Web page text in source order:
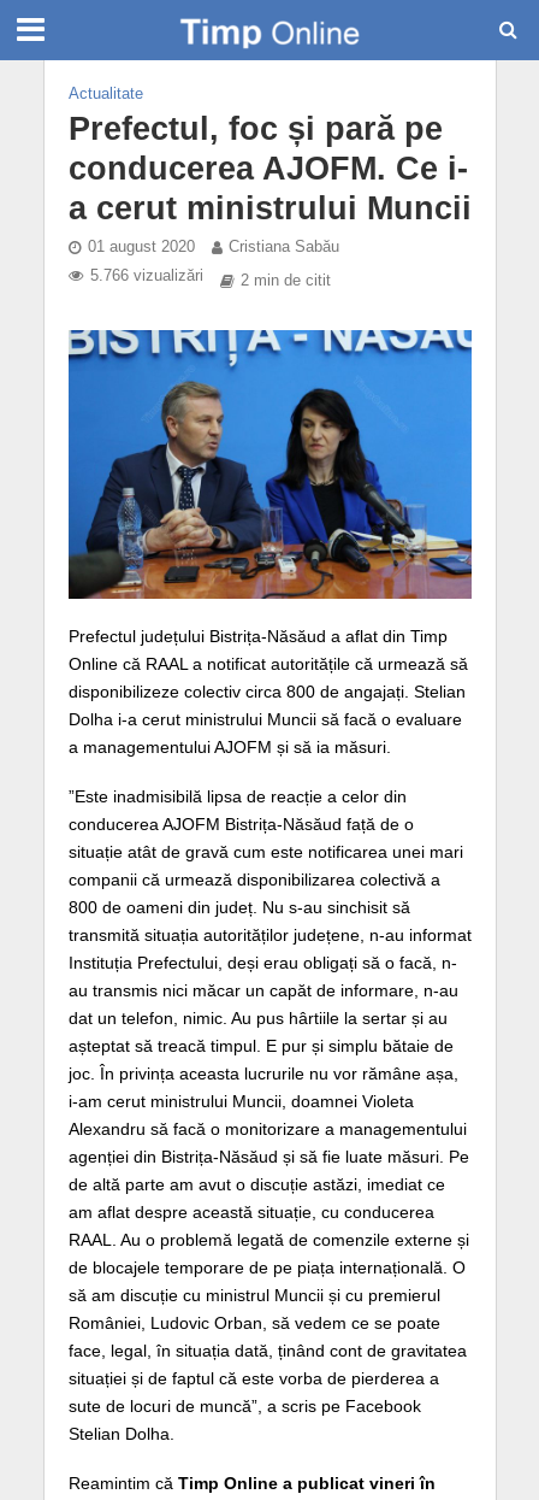
Actualitate
Prefectul, foc și pară pe
conducerea AJOFM. Ce i-
a cerut ministrului Muncii
01 august 2020
Cristiana Sabău
5.766 vizualizări
2 min de citit
Prefectul județului Bistrița-Năsăud a aflat din Timp
Online că RAAL a notificat autoritățile că urmează să
disponibilizeze colectiv circa 800 de angajați. Stelian
Dolha i-a cerut ministrului Muncii să facă o evaluare
a managementului AJOFM și să ia măsuri.
”Este inadmisibilă lipsa de reacție a celor din
conducerea AJOFM Bistrița-Năsăud față de o
situație atât de gravă cum este notificarea unei mari
companii că urmează disponibilizarea colectivă a
800 de oameni din județ. Nu s-au sinchisit să
transmită situația autorităților județene, n-au informat
Instituția Prefectului, deși erau obligați să o facă, n-
au transmis nici măcar un capăt de informare, n-au
dat un telefon, nimic. Au pus hârtiile la sertar și au
așteptat să treacă timpul. E pur și simplu bătaie de
joc. În privința aceasta lucrurile nu vor rămâne așa,
i-am cerut ministrului Muncii, doamnei Violeta
Alexandru să facă o monitorizare a managementului
agenției din Bistrița-Năsăud și să fie luate măsuri. Pe
de altă parte am avut o discuție astăzi, imediat ce
am aflat despre această situație, cu conducerea
RAAL. Au o problemă legată de comenzile externe și
de blocajele temporare de pe piața internațională. O
să am discuție cu ministrul Muncii și cu premierul
României, Ludovic Orban, să vedem ce se poate
face, legal, în situația dată, ținând cont de gravitatea
situației și de faptul că este vorba de pierderea a
sute de locuri de muncă”, a scris pe Facebook
Stelian Dolha.
Reamintim că Timp Online a publicat vineri în